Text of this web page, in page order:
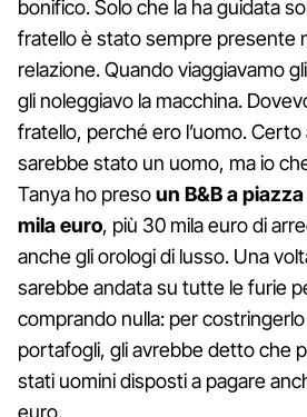
bonifico. Solo che la ha guidata
fratello è stato sempre presente
relazione. Quando viaggiavamo
gli noleggiavo la macchina.
fratello, perché ero l’uomo.
sarebbe stato un uomo, ma io
Tanya ho presoun B&B a
mila euro, più 30 mila euro di
anche gli orologi di lusso. Una
sarebbe andata su tutte le furie
comprando nulla: per
portafogli, gli avrebbe detto che
stati uomini disposti a pagare
euro.